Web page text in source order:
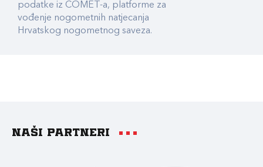
podatke iz COMET-a, platforme za
vođenje nogometnih natjecanja
Hrvatskog nogometnog saveza.
Naši partneri